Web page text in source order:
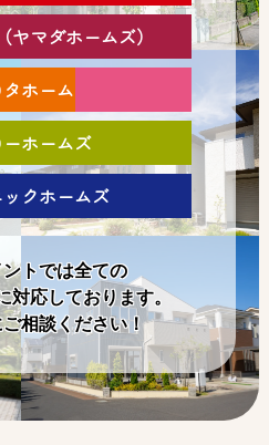
ヤマダホームズ）
タホーム
ホームズ
クホームズ
トでは全ての
対応しております。
相談ください！